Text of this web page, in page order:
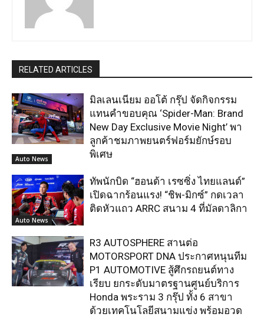
RELATED ARTICLES
Auto News
มิลเลนเนียม ออโต้ กรุ๊ป จัดกิจกรรม
แทนคำขอบคุณ ‘Spider-Man: Brand
New Day Exclusive Movie Night’ พา
ลูกค้าชมภาพยนตร์ฟอร์มยักษ์รอบ
พิเศษ
Auto News
ทัพนักบิด “ฮอนด้า เรซซิ่ง ไทยแลนด์”
เปิดฉากร้อนแรง! “ชิพ-มิกซ์” กดเวลา
ติดหัวแถว ARRC สนาม 4 ที่มัลดาลิกา
R3 AUTOSPHERE สานต่อ
MOTORSPORT DNA ประกาศหนุนทีม
P1 AUTOMOTIVE สู้ศึกรถยนต์ทาง
เรียบ ยกระดับมาตรฐานศูนย์บริการ
Honda พระราม 3 กรุ๊ป ทั้ง 6 สาขา
ด้วยเทคโนโลยีสนามแข่ง พร้อมอวด